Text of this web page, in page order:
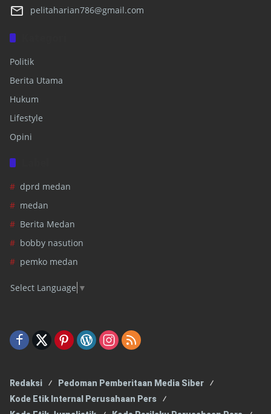
pelitaharian786@gmail.com
Politik
Berita Utama
Hukum
Lifestyle
Opini
dprd medan
medan
Berita Medan
bobby nasution
pemko medan
Select Language ▼
Redaksi
Pedoman Pemberitaan Media Siber
Kode Etik Internal Perusahaan Pers